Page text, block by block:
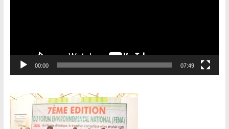
00:00 07:49